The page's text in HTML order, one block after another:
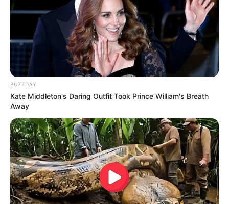
BUZZDAY
Kate Middleton's Daring Outfit Took Prince William's Breath
Away